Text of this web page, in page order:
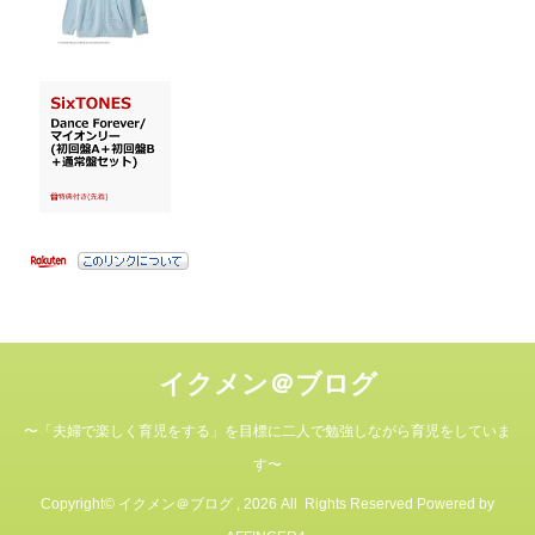
イクメン＠ブログ
〜「夫婦で楽しく育児をする」を目標に二人で勉強しながら育児をしていま
す〜
Copyright© イクメン＠ブログ , 2026 All Rights Reserved Powered by